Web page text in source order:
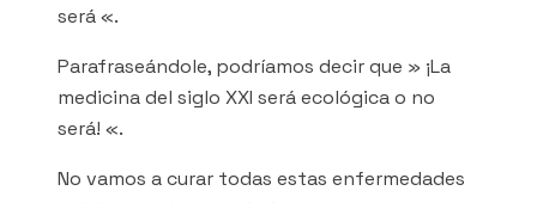
será «.
Parafraseándole, podríamos decir que » ¡La
medicina del siglo XXI será ecológica o no
será! «.
No vamos a curar todas estas enfermedades